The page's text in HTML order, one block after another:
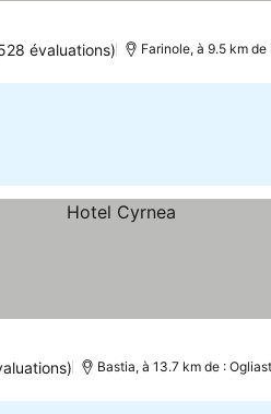
évaluations) Farinole, à 9.5 km de
Bastia, à 13.7 km de :